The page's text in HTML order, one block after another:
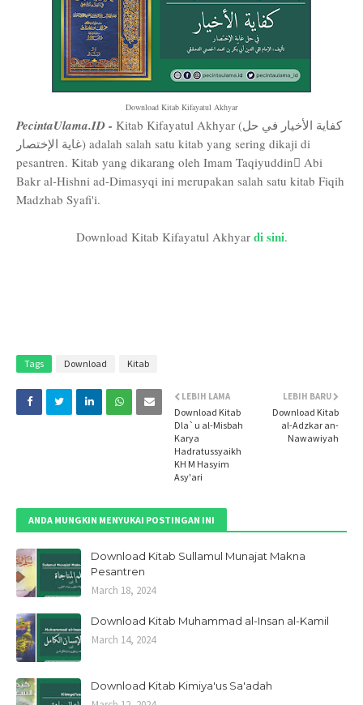
Download Kitab Kifayatul Akhyar
PecintaUlama.ID - Kitab Kifayatul Akhyar (كفاية الأخيار في حل
غاية الإختصار) adalah salah satu kitab yang sering dikaji di
pesantren. Kitab yang dikarang oleh Imam Taqiyuddin ِAbi
Bakr al-Hishni ad-Dimasyqi ini merupakan salah satu kitab Fiqih
Madzhab Syafi'i.
Download Kitab Kifayatul Akhyar di sini.
Tags Download Kitab
LEBIH BARU
Download Kitab
al-Adzkar an-
Nawawiyah
LEBIH LAMA
Download Kitab
Dla`u al-Misbah
Karya
Hadratussyaikh
KH M Hasyim
Asy'ari
ANDA MUNGKIN MENYUKAI POSTINGAN INI
Download Kitab Sullamul Munajat Makna
Pesantren
March 18, 2024
Download Kitab Muhammad al-Insan al-Kamil
March 14, 2024
Download Kitab Kimiya'us Sa'adah